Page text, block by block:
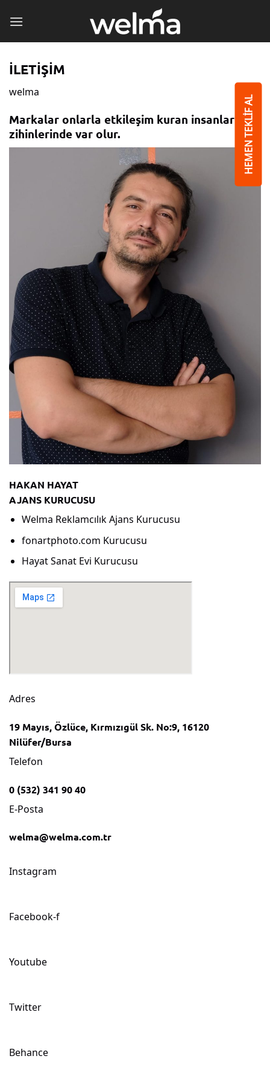
atla
İLETİŞİM
welma
Markalar onlarla etkileşim kuran insanların
zihinlerinde var olur.
HAKAN HAYAT
AJANS KURUCUSU
Welma Reklamcılık Ajans Kurucusu
fonartphoto.com Kurucusu
Hayat Sanat Evi Kurucusu
Adres
19 Mayıs, Özlüce, Kırmızıgül Sk. No:9, 16120
Nilüfer/Bursa
Telefon
0 (532) 341 90 40
E-Posta
welma@welma.com.tr
Instagram
Facebook-f
Youtube
Twitter
Behance
HEMEN TEKLİF AL